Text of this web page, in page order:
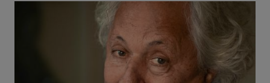
Konrad Beikircher verstorben